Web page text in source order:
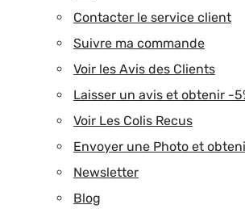
Contacter le service client
Suivre ma commande
Voir les Avis des Clients
Laisser un avis et obtenir -
Voir Les Colis Recus
Envoyer une Photo et
Newsletter
Blog